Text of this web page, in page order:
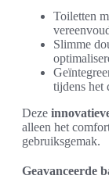
Toiletten
Slimme
tijdens het
Deze
alleen het
gebruiksgemak.
Geavanceerde